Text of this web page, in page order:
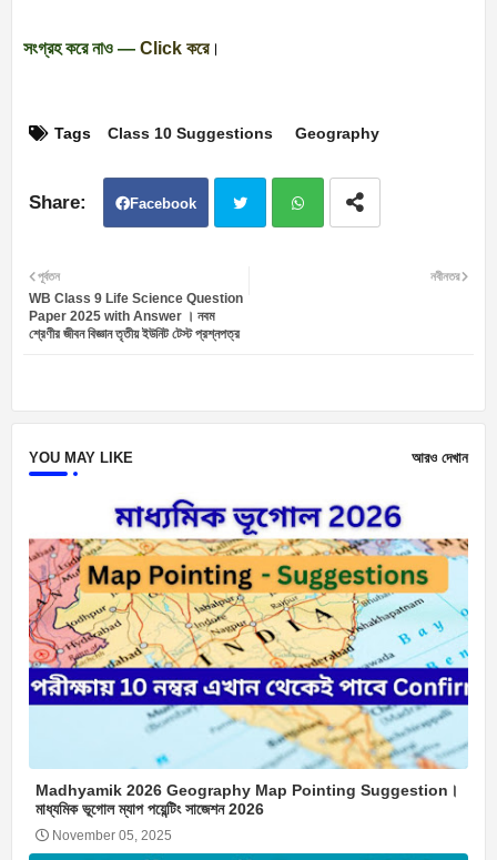
সংগ্রহ করে নাও — Click করে।
Tags Class 10 Suggestions Geography
Facebook
ter
নবীনতর
পূর্বতন
WB Class 9 Life Science Question
Paper 2025 with Answer । নবম
শ্রেণীর জীবন বিজ্ঞান তৃতীয় ইউনিট টেস্ট প্রশ্নপত্র
YOU MAY LIKE আরও দেখান
Madhyamik 2026 Geography Map Pointing Suggestion।
মাধ্যমিক ভূগোল ম্যাপ পয়েন্টিং সাজেশন 2026
November 05, 2025